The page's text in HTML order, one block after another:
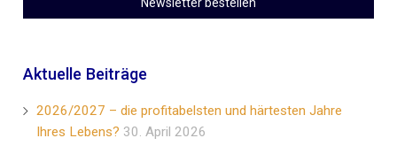
Aktuelle Beiträge
2026/2027 – die profitabelsten und härtesten Jahre
Ihres Lebens? 30. April 2026